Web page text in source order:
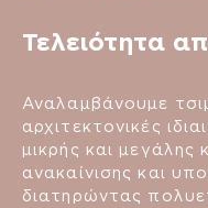
Τελειότητα
Αναλαμβάνουμε
αρχιτεκτονικές
μικρής και μεγάλης
ανακαίνισης και
διατηρώντας